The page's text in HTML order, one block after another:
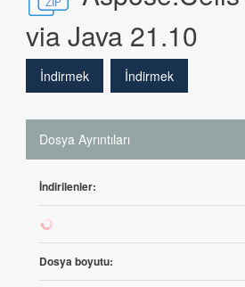
via Java 21.10
İndirmek İndirmek
Dosya Ayrıntıları
İndirilenler:
5
Dosya boyutu: